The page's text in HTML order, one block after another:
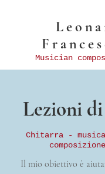
Musician
Lezioni
Chitarra -
Il mio obiettivo è